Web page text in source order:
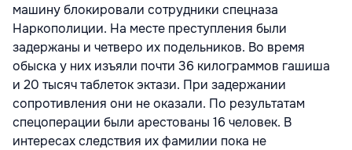
машину блокировали сотрудники спецназа
Наркополиции. На месте преступления были
задержаны и четверо их подельников. Во время
обыска у них изъяли почти 36 килограммов гашиша
и 20 тысяч таблеток эктази. При задержании
сопротивления они не оказали. По результатам
спецоперации были арестованы 16 человек. В
интересах следствия их фамилии пока не